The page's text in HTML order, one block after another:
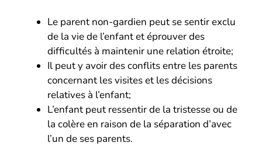
Le parent non-gardien peut se sentir exclu
de la vie de l’enfant et éprouver des
difficultés à maintenir une relation étroite;
Il peut y avoir des conflits entre les parents
concernant les visites et les décisions
relatives à l’enfant;
L’enfant peut ressentir de la tristesse ou de
la colère en raison de la séparation d’avec
l’un de ses parents.